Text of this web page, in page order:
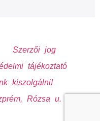
Szerzői jog
tájékoztató
kiszolgálni!
Rózsa u. 13.